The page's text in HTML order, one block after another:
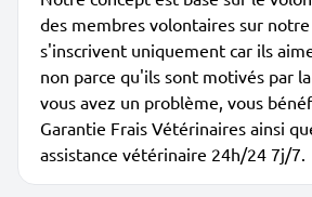
des membres volontaires sur
s'inscrivent uniquement car ils
non parce qu'ils sont motivés par
vous avez un problème, vous
Garantie Frais Vétérinaires ainsi
assistance vétérinaire 24h/24 7j/7.